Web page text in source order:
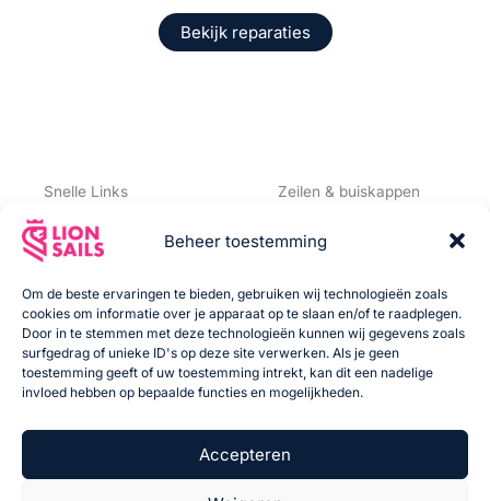
Beheer toestemming
Om de beste ervaringen te bieden, gebruiken wij technologieën zoals
cookies om informatie over je apparaat op te slaan en/of te raadplegen.
Door in te stemmen met deze technologieën kunnen wij gegevens zoals
surfgedrag of unieke ID's op deze site verwerken. Als je geen
toestemming geeft of uw toestemming intrekt, kan dit een nadelige
invloed hebben op bepaalde functies en mogelijkheden.
Accepteren
Bekijk reparaties
Snelle Links
Home
Offerte Aanvraag
Jachtzeilen
Offerte Aanvraag
Buiskappen
Zeilen & buiskappen
Jachtzeilen
Reparaties